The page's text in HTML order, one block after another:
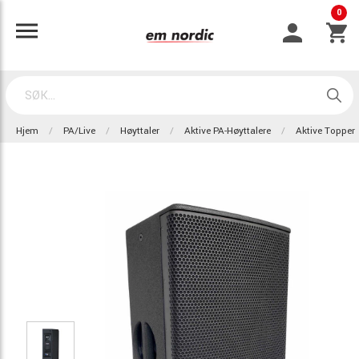
0
Hjem PA/Live Høyttaler Aktive PA-Høyttalere Aktive Topper